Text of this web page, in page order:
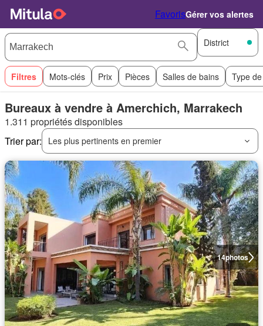
FavorisGérer vos alertes
District
Filtres Mots-clés Prix Pièces Salles de bains Type
Bureaux à vendre à Amerchich, Marrakech
1.311 propriétés disponibles
Trier par:
Les plus pertinents en premier
14photos